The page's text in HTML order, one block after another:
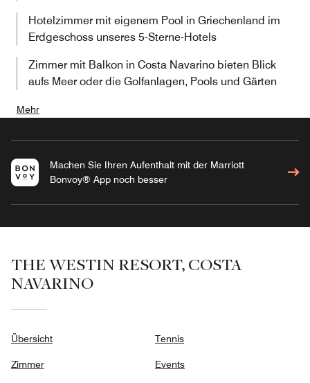
Hotelzimmer mit eigenem Pool in Griechenland im
Erdgeschoss unseres 5-Sterne-Hotels
Zimmer mit Balkon in Costa Navarino bieten Blick
aufs Meer oder die Golfanlagen, Pools und Gärten
Mehr
Machen Sie Ihren Aufenthalt mit der Marriott
Bonvoy® App noch besser
THE WESTIN RESORT, COSTA
NAVARINO
Übersicht
Zimmer
Tennis
Events